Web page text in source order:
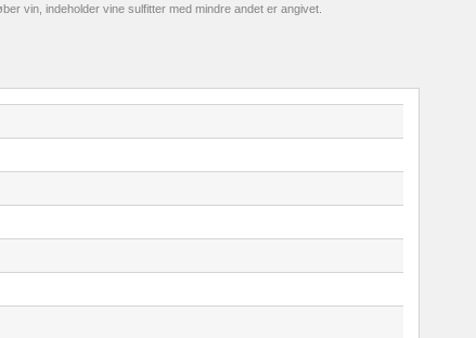
vin, indeholder vine sulfitter med mindre andet er angivet.